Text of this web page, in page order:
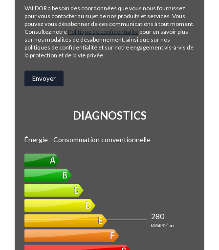
VALDOR a besoin des coordonnées que vous nous fournissez
pour vous contacter au sujet de nos produits et services. Vous
pouvez vous désabonner de ces communications à tout moment.
Consultez notre Politique de confidentialité pour en savoir plus
sur nos modalités de désabonnement, ainsi que sur nos
politiques de confidentialité et sur notre engagement vis-à-vis de
la protection et de la vie privée.
DIAGNOSTICS
Énergie - Consommation conventionnelle
280
kWhEP/m².an